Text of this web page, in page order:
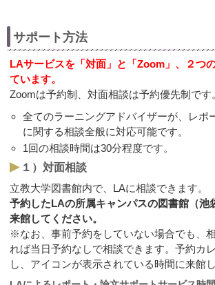
サポート方法
LAサービスを「対面」と「Zoom」、２つ
ています。
Zoomは予約制、対面相談は予約優先制です
全てのラーニングアドバイザーが、レポ
に関する相談全般に対応可能です。
1回の相談時間は30分程度です。
１）対面相談
立教大学図書館内で、LAに相談できます。
予約したLAの所属キャンパスの図書館（池
来館してください。
※なお、事前予約をしていない場合でも、
れば当日予約なしで相談できます。予約カ
し、アイコンが表示されている時間に来館